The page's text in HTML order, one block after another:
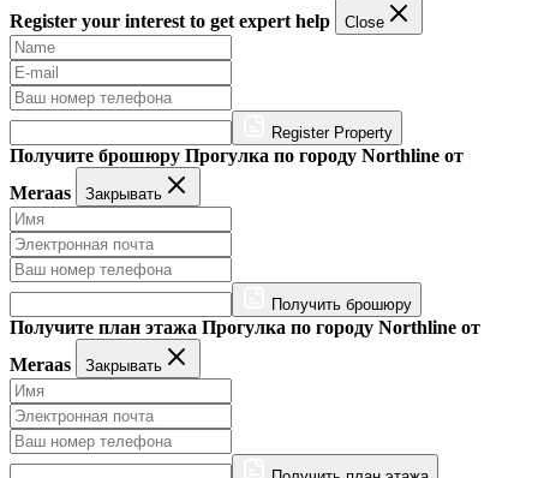
Register your interest to get expert help
Close
Register Property
Получите брошюру Прогулка по городу Northline от
Meraas
Закрывать
Получить брошюру
Получите план этажа Прогулка по городу Northline от
Meraas
Закрывать